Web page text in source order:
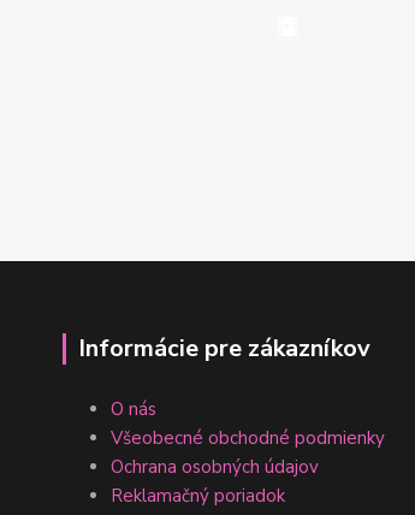
Informácie pre zákazníkov
O nás
Všeobecné obchodné podmienky
Ochrana osobných údajov
Reklamačný poriadok